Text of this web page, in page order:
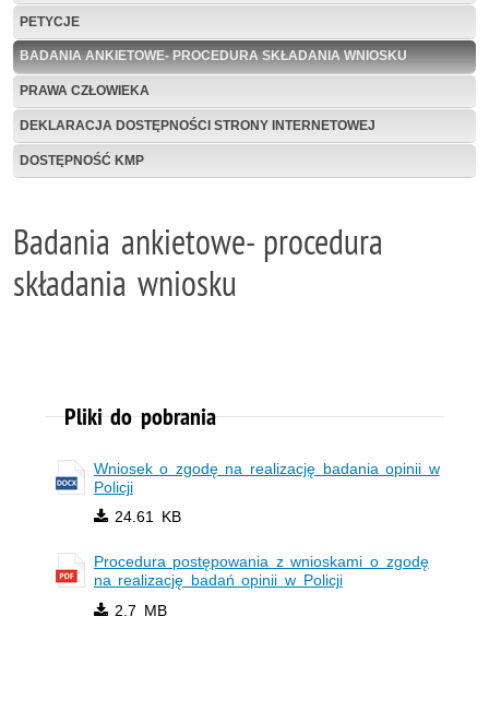
PETYCJE
BADANIA ANKIETOWE- PROCEDURA SKŁADANIA WNIOSKU
PRAWA CZŁOWIEKA
DEKLARACJA DOSTĘPNOŚCI STRONY INTERNETOWEJ
DOSTĘPNOŚĆ KMP
Badania ankietowe- procedura
składania wniosku
Pliki do pobrania
Wniosek o zgodę na realizację badania opinii w
Policji
24.61 KB
Procedura postępowania z wnioskami o zgodę
na realizację badań opinii w Policji
2.7 MB